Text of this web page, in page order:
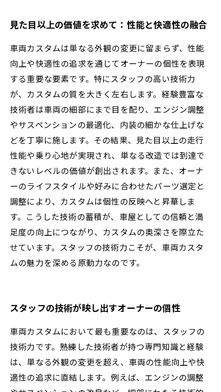
見た目以上の価値を求めて：性能と快適性の融合
車両カスタムは単なる外観の変更に留まらず、性能
向上や快適性の追求を通じてオーナーの個性を表現
する重要な要素です。特にスタッフの高い技術力
が、カスタムの質を大きく左右します。経験豊富な
技術者は車両の細部にまで目を配り、エンジン調整
やサスペンションの最適化、内装の細かな仕上げな
どを丁寧に施します。その結果、見た目以上の走行
性能や乗り心地が実現され、単なる改造では到達で
きないレベルの価値が創出されます。また、オーナ
ーのライフスタイルや好みに合わせたパーツ選定と
調整により、カスタムは個性の反映へと昇華しま
す。こうした技術の蓄積が、車屋としての信頼と満
足度の向上につながり、カスタムの奥深さを際立た
せています。スタッフの技術力こそが、車両カスタ
ムの魅力を深める原動力なのです。
スタッフの技術が映し出すオーナーの個性
車両カスタムにおいて最も重要なのは、スタッフの
技術力です。熟練した技術者が持つ専門知識と経験
は、単なる外観の変更を超え、車両の性能向上や快
適性の追求に直結します。例えば、エンジンの調整